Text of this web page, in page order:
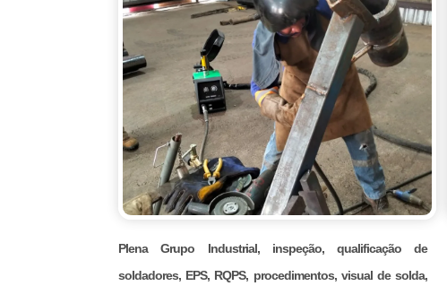
Plena Grupo Industrial, inspeção, qualificação de
soldadores, EPS, RQPS, procedimentos, visual de solda,